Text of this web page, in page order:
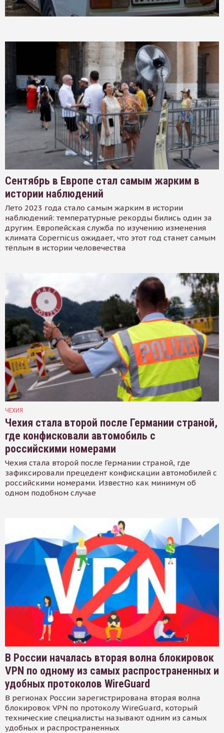
Сентябрь в Европе стал самым жарким в
истории наблюдений
Лето 2023 года стало самым жарким в истории
наблюдений: температурные рекорды бились один за
другим. Европейская служба по изучению изменения
климата Copernicus ожидает, что этот год станет самым
тёплым в истории человечества
ЧЕХИЯ
Чехия стала второй после Германии страной,
где конфисковали автомобиль с
российскими номерами
Чехия стала второй после Германии страной, где
зафиксировали прецедент конфискации автомобилей с
российскими номерами. Известно как минимум об
одном подобном случае
В России началась вторая волна блокировок
VPN по одному из самых распространенных и
удобных протоколов WireGuard
В регионах России зарегистрирована вторая волна
блокировок VPN по протоколу WireGuard, который
технические специалисты называют одним из самых
удобных и распространенных